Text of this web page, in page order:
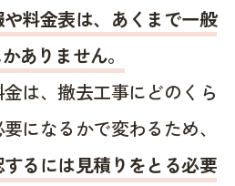
料金表は、あくまで一般
ありません。
は、撤去工事にどのくら
になるかで変わるため、
るには見積りをとる必要